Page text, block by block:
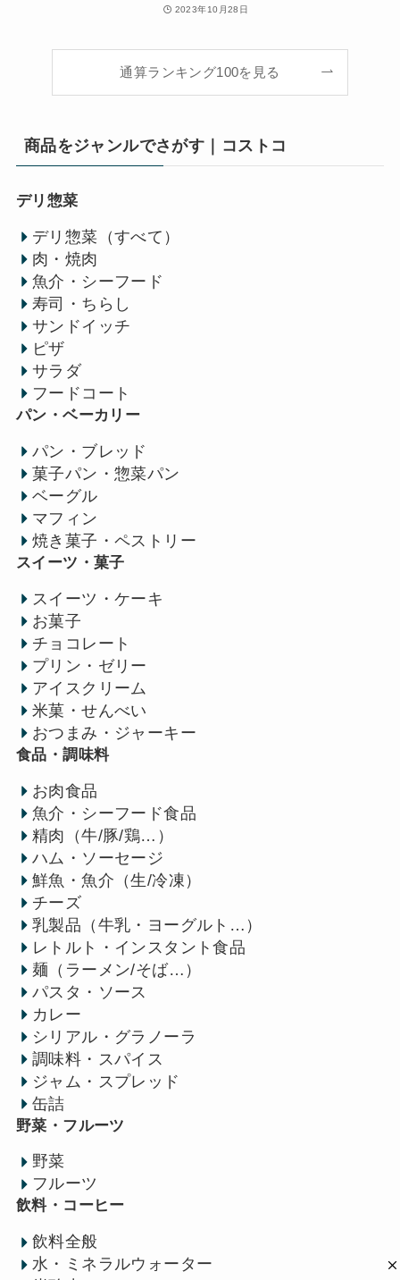
2023年10月28日
通算ランキング100を見る
商品をジャンルでさがす｜コストコ
デリ惣菜
デリ惣菜（すべて）
肉・焼肉
魚介・シーフード
寿司・ちらし
サンドイッチ
ピザ
サラダ
フードコート
パン・ベーカリー
パン・ブレッド
菓子パン・惣菜パン
ベーグル
マフィン
焼き菓子・ペストリー
スイーツ・菓子
スイーツ・ケーキ
お菓子
チョコレート
プリン・ゼリー
アイスクリーム
米菓・せんべい
おつまみ・ジャーキー
食品・調味料
お肉食品
魚介・シーフード食品
精肉（牛/豚/鶏…）
ハム・ソーセージ
鮮魚・魚介（生/冷凍）
チーズ
乳製品（牛乳・ヨーグルト…）
レトルト・インスタント食品
麺（ラーメン/そば…）
パスタ・ソース
カレー
シリアル・グラノーラ
調味料・スパイス
ジャム・スプレッド
缶詰
野菜・フルーツ
野菜
フルーツ
飲料・コーヒー
飲料全般
水・ミネラルウォーター